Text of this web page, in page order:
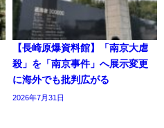
【長崎原爆資料館】「南京大虐
殺」を「南京事件」へ展示変更
に海外でも批判広がる
2026年7月31日